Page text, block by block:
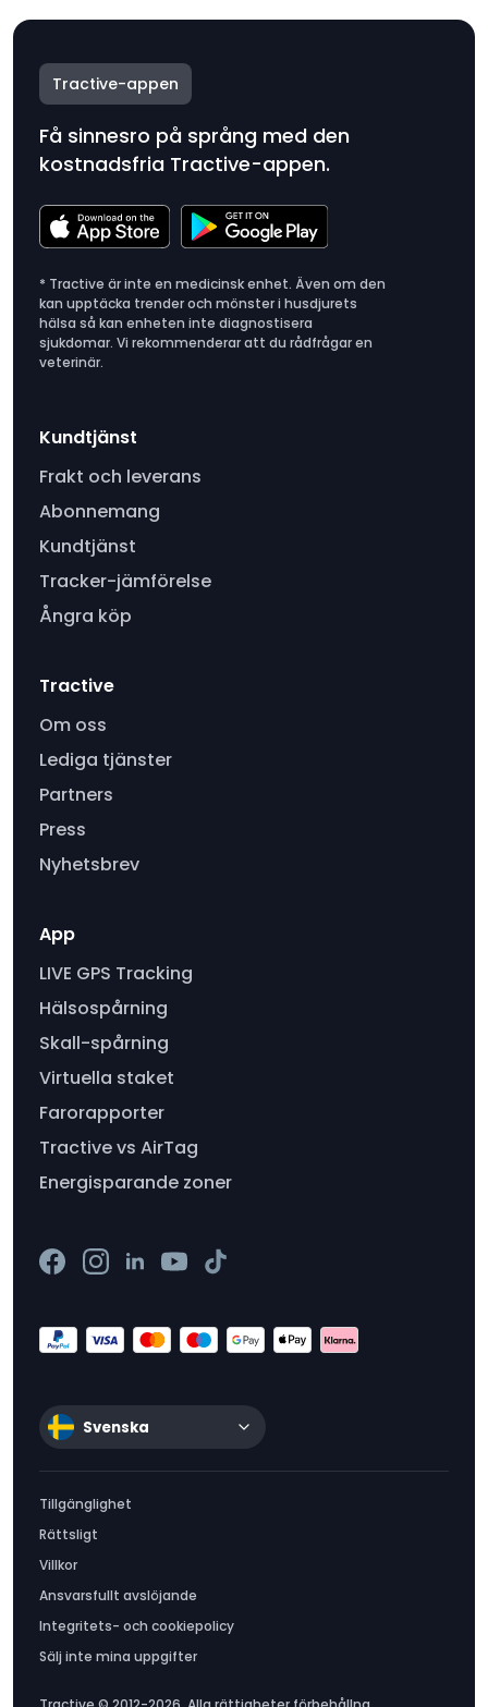
Tractive-appen
Få sinnesro på språng med den
kostnadsfria Tractive-appen.
* Tractive är inte en medicinsk enhet. Även om den
kan upptäcka trender och mönster i husdjurets
hälsa så kan enheten inte diagnostisera
sjukdomar. Vi rekommenderar att du rådfrågar en
veterinär.
Kundtjänst
Frakt och leverans
Abonnemang
Kundtjänst
Tracker-jämförelse
Ångra köp
Tractive
Om oss
Lediga tjänster
Partners
Press
Nyhetsbrev
App
LIVE GPS Tracking
Hälsospårning
Skall-spårning
Virtuella staket
Farorapporter
Tractive vs AirTag
Energisparande zoner
Svenska
Tillgänglighet
Rättsligt
Villkor
Ansvarsfullt avslöjande
Integritets- och cookiepolicy
Sälj inte mina uppgifter